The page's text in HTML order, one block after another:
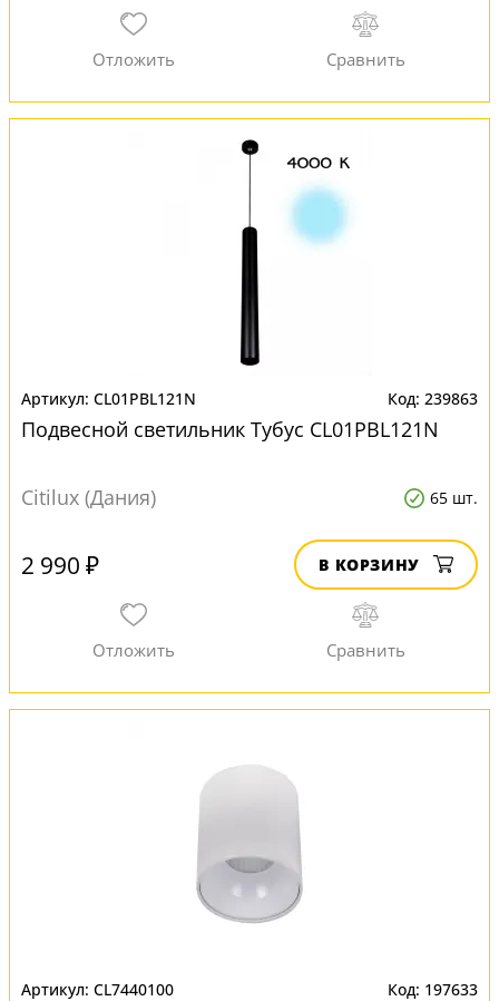
CL01PBL121N 239863
Подвесной светильник Тубус CL01PBL121N
Citilux (Дания) 65 шт.
2 990 ₽ В КОРЗИНУ
CL7440100 197633